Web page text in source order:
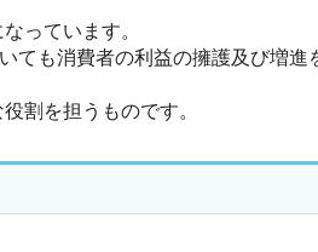
っています。
ても消費者の利益の擁護及び増進
割を担うものです。